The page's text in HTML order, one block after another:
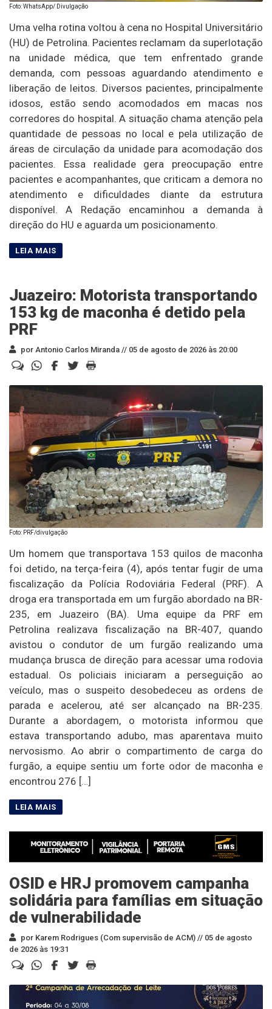
Foto: WhatsApp/ Divulgação
Uma velha rotina voltou à cena no Hospital Universitário
(HU) de Petrolina. Pacientes reclamam da superlotação
na unidade médica, que tem enfrentado grande
demanda, com pessoas aguardando atendimento e
liberação de leitos. Diversos pacientes, principalmente
idosos, estão sendo acomodados em macas nos
corredores do hospital. A situação chama atenção pela
quantidade de pessoas no local e pela utilização de
áreas de circulação da unidade para acomodação dos
pacientes. Essa realidade gera preocupação entre
pacientes e acompanhantes, que criticam a demora no
atendimento e dificuldades diante da estrutura
disponível. A Redação encaminhou a demanda à
direção do HU e aguarda um posicionamento.
Juazeiro: Motorista transportando
153 kg de maconha é detido pela
PRF
por Antonio Carlos Miranda // 05 de agosto de 2026 às 20:00
Foto: PRF/divulgação
Um homem que transportava 153 quilos de maconha
foi detido, na terça-feira (4), após tentar fugir de uma
fiscalização da Polícia Rodoviária Federal (PRF). A
droga era transportada em um furgão abordado na BR-
235, em Juazeiro (BA). Uma equipe da PRF em
Petrolina realizava fiscalização na BR-407, quando
avistou o condutor de um furgão realizando uma
mudança brusca de direção para acessar uma rodovia
estadual. Os policiais iniciaram a perseguição ao
veículo, mas o suspeito desobedeceu as ordens de
parada e acelerou, até ser alcançado na BR-235.
Durante a abordagem, o motorista informou que
estava transportando adubo, mas aparentava muito
nervosismo. Ao abrir o compartimento de carga do
furgão, a equipe sentiu um forte odor de maconha e
encontrou 276 […]
OSID e HRJ promovem campanha
solidária para famílias em situação
de vulnerabilidade
por Karem Rodrigues (Com supervisão de ACM) // 05 de agosto
de 2026 às 19:31